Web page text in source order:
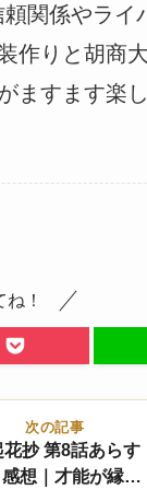
関係やラ
作りと胡商
ますます楽し
！
次の記事
花抄 第8話あらす
感想｜才能が縁を